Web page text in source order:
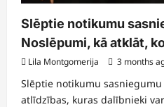
Slēptie notikumu
Noslēpumi, kā atklāt,
Lila Montgomerija 3 months
Slēptie notikumu
atlīdzības, kuras dalībnieki